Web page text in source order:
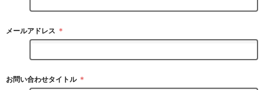
メールアドレス ＊
お問い合わせタイトル ＊